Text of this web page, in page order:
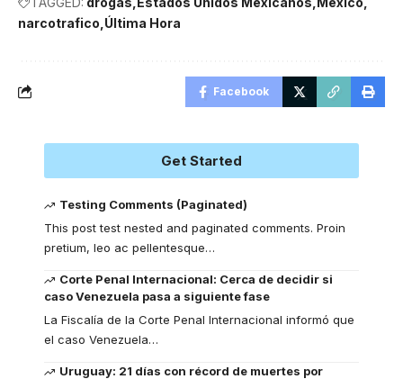
narcotrafico Última Hora
Facebook
Get Started
Testing Comments (Paginated)
This post test nested and paginated comments. Proin
pretium, leo ac pellentesque…
Corte Penal Internacional: Cerca de decidir si
caso Venezuela pasa a siguiente fase
La Fiscalía de la Corte Penal Internacional informó que
el caso Venezuela…
Uruguay: 21 días con récord de muertes por